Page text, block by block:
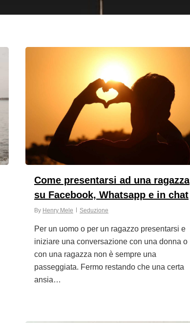
Come presentarsi ad una ragazza
su Facebook, Whatsapp e in chat
By Henry Mele Seduzione
Per un uomo o per un ragazzo presentarsi e
iniziare una conversazione con una donna o
con una ragazza non è sempre una
passeggiata. Fermo restando che una certa
ansia…